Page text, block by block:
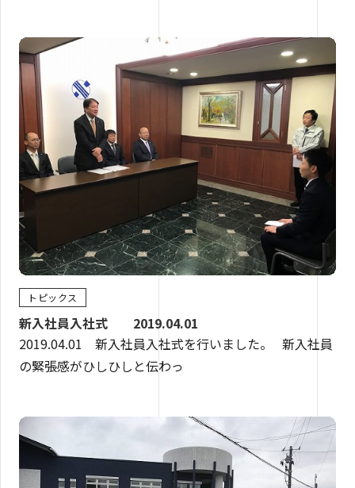
トピックス
新入社員入社式 2019.04.01
2019.04.01 新入社員入社式を行いました。 新入社員
の緊張感がひしひしと伝わっ